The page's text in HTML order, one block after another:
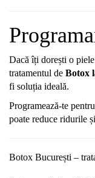
Dacăîți dorești o piele
tratamentul de Botox
fi soluția ideală.
Programează-te pentru
poate reduce ridurile și
Botox București –